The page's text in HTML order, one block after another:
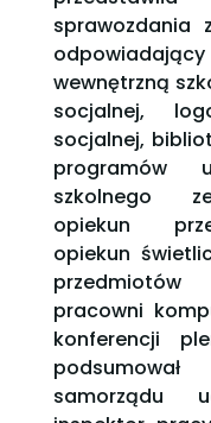
sprawozdania
wewnętrzną
socjalnej,
socjalnej,
programów
szkolnego
opiekun
opiekun
pracowni
konferencji
samorządu